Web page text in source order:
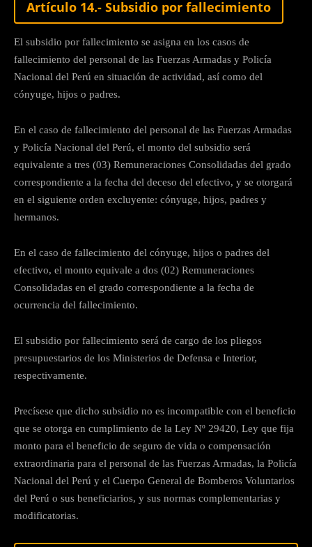
Artículo 14.- Subsidio por fallecimiento
El subsidio por fallecimiento se asigna en los casos de
fallecimiento del personal de las Fuerzas Armadas y Policía
Nacional del Perú en situación de actividad, así como del
cónyuge, hijos o padres.
En el caso de fallecimiento del personal de las Fuerzas Armadas
y Policía Nacional del Perú, el monto del subsidio será
equivalente a tres (03) Remuneraciones Consolidadas del grado
correspondiente a la fecha del deceso del efectivo, y se otorgará
en el siguiente orden excluyente: cónyuge, hijos, padres y
hermanos.
En el caso de fallecimiento del cónyuge, hijos o padres del
efectivo, el monto equivale a dos (02) Remuneraciones
Consolidadas en el grado correspondiente a la fecha de
ocurrencia del fallecimiento.
El subsidio por fallecimiento será de cargo de los pliegos
presupuestarios de los Ministerios de Defensa e Interior,
respectivamente.
Precísese que dicho subsidio no es incompatible con el beneficio
que se otorga en cumplimiento de la Ley Nº 29420, Ley que fija
monto para el beneficio de seguro de vida o compensación
extraordinaria para el personal de las Fuerzas Armadas, la Policía
Nacional del Perú y el Cuerpo General de Bomberos Voluntarios
del Perú o sus beneficiarios, y sus normas complementarias y
modificatorias.